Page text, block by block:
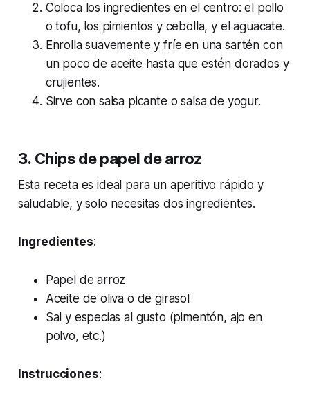
Coloca los ingredientes en el centro: el pollo
o tofu, los pimientos y cebolla, y el aguacate.
Enrolla suavemente y fríe en una sartén con
un poco de aceite hasta que estén dorados y
crujientes.
Sirve con salsa picante o salsa de yogur.
3. Chips de papel de arroz
Esta receta es ideal para un aperitivo rápido y
saludable, y solo necesitas dos ingredientes.
Ingredientes:
Papel de arroz
Aceite de oliva o de girasol
Sal y especias al gusto (pimentón, ajo en
polvo, etc.)
Instrucciones: